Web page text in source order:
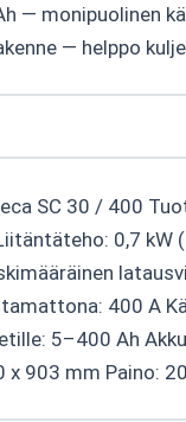
— monipuolinen
— helppo
SC 30 / 400
0,7 kW
400 A
5–400 Ah
903 mm Paino: